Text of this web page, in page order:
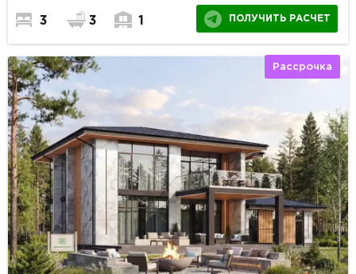
3 3 1 ПОЛУЧИТЬ РАСЧЕТ
Рассрочка